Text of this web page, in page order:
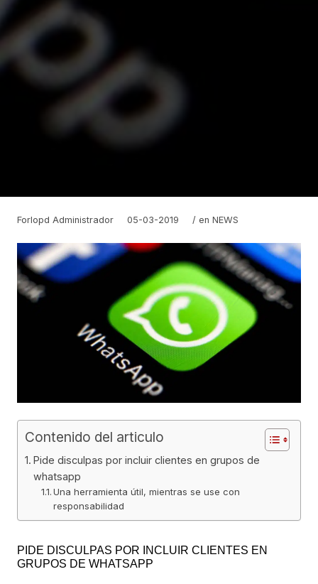
Forlopd Administrador 05-03-2019 / enNEWS
Contenido del articulo
Pide disculpas por incluir clientes en grupos de
whatsapp
Una herramienta útil, mientras se use con
responsabilidad
PIDE DISCULPAS POR INCLUIR CLIENTES EN
GRUPOS DE WHATSAPP